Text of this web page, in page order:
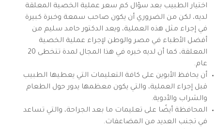
اختيار الطبيب بعد سؤال كم سعر عملية الخصية المعلقة
لديه، لكن من الضروري أن يكون صاحب سمعة وخبرة كبيرة
في إجراء مثل هذه العملية، ويعد الدكتور حامد سليم من
أفضل الأطباء في مصر والوطن لإجراء عملية الخصية
المعلقة، كما أن لديه خبره في هذا المجال لمدة تتخطى 20
عام.
أن يحافظ الأبوين على كافة التعليمات التي يعطيها الطبيب
قبل إجراء العملية، والتي يكون معظمها يدور حول الطعام
والشراب والأدوية.
المحافظة أيضًا على تعليمات ما بعد الجراحة، والتي تساعد
في تجنب العديد من المضاعفات.